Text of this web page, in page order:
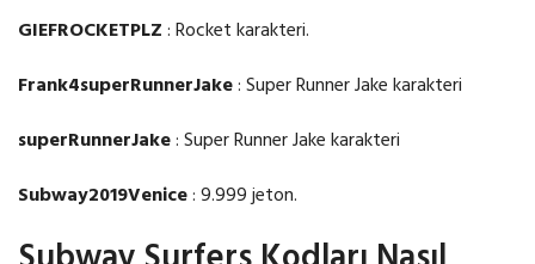
GIEFROCKETPLZ: Rocket karakteri.
Frank4superRunnerJake: Super Runner Jake karakteri
superRunnerJake: Super Runner Jake karakteri
Subway2019Venice: 9.999 jeton.